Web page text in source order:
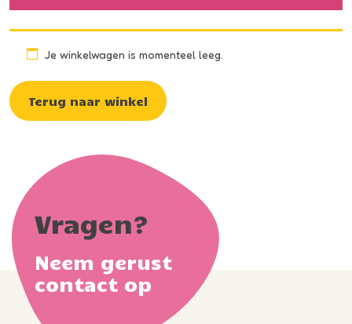
Je winkelwagen is momenteel leeg.
Terug naar winkel
Vragen?
Neem gerust
contact op